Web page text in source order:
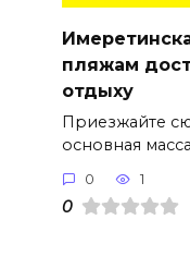
пляжам
отдыху
Приезжайте
основная
0 1
0